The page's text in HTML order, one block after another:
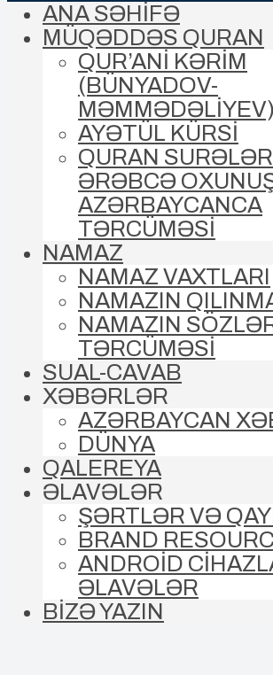
ANA SƏHİFƏ
MÜQƏDDƏS QURAN
QUR’ANİ KƏRİM
(BÜNYADOV-
MƏMMƏDƏLIYEV)
AYƏTÜL KÜRSİ
QURAN
ƏRƏBCƏ
AZƏRBAYCANCA
TƏRCÜMƏSİ
NAMAZ
NAMAZ VAXTLARI
NAMAZIN
NAMAZIN
TƏRCÜMƏSİ
SUAL-CAVAB
XƏBƏRLƏR
AZƏRBAYCAN
DÜNYA
QALEREYA
ƏLAVƏLƏR
ŞƏRTLƏR VƏ
BRAND
ANDROİD
ƏLAVƏLƏR
BİZƏ YAZIN